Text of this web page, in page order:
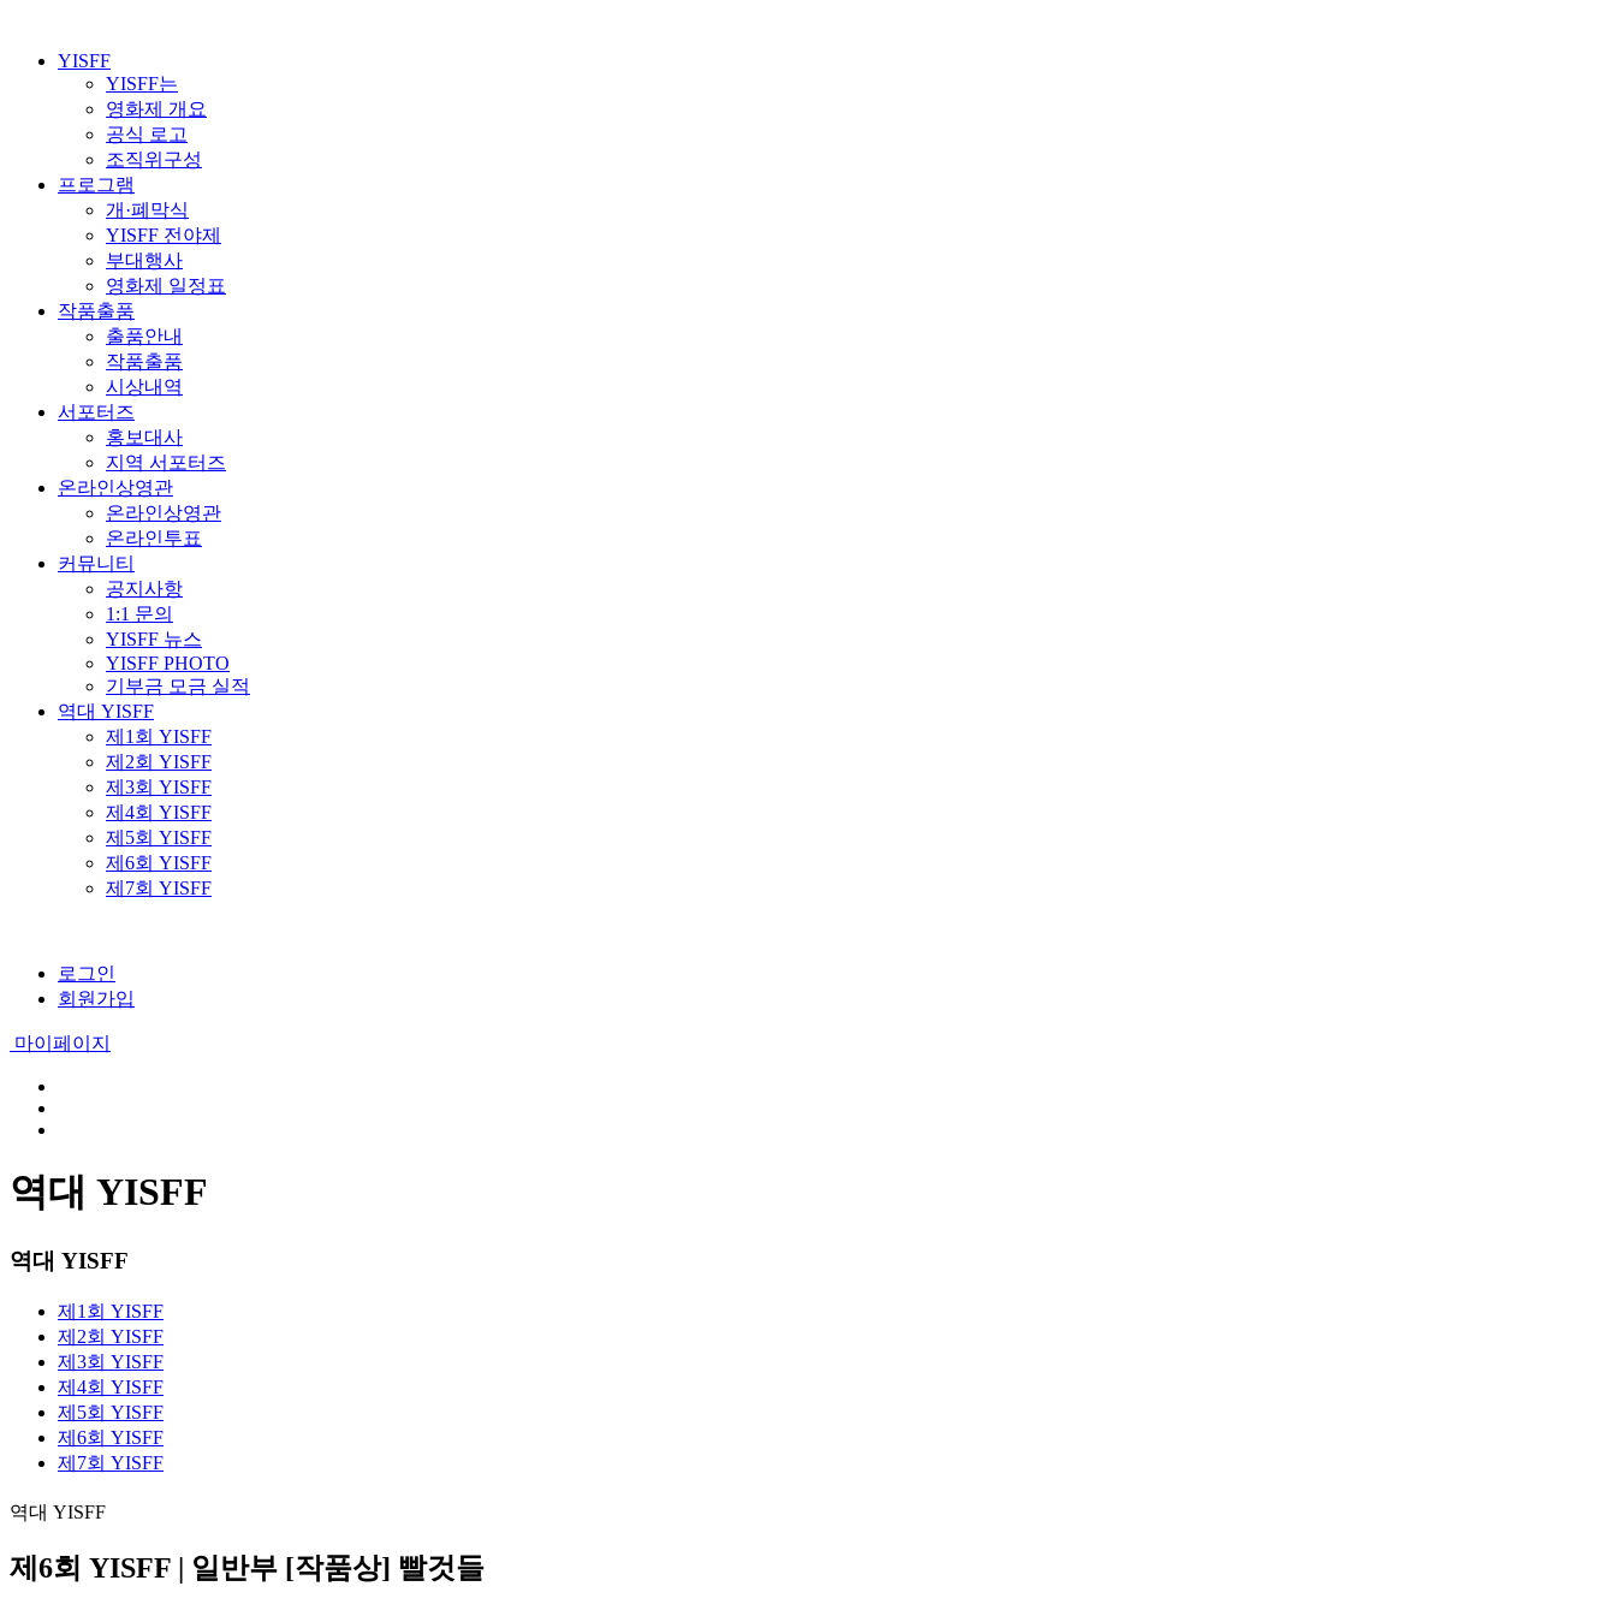
YISFF
YISFF는
영화제 개요
공식 로고
조직위구성
프로그램
개·폐막식
YISFF 전야제
부대행사
영화제 일정표
작품출품
출품안내
작품출품
시상내역
서포터즈
홍보대사
지역 서포터즈
온라인상영관
온라인상영관
온라인투표
커뮤니티
공지사항
1:1 문의
YISFF 뉴스
YISFF PHOTO
기부금 모금 실적
역대 YISFF
제1회 YISFF
제2회 YISFF
제3회 YISFF
제4회 YISFF
제5회 YISFF
제6회 YISFF
제7회 YISFF
로그인
회원가입
마이페이지
역대 YISFF
역대 YISFF
제1회 YISFF
제2회 YISFF
제3회 YISFF
제4회 YISFF
제5회 YISFF
제6회 YISFF
제7회 YISFF
역대 YISFF
제6회 YISFF | 일반부 [작품상] 빨것들